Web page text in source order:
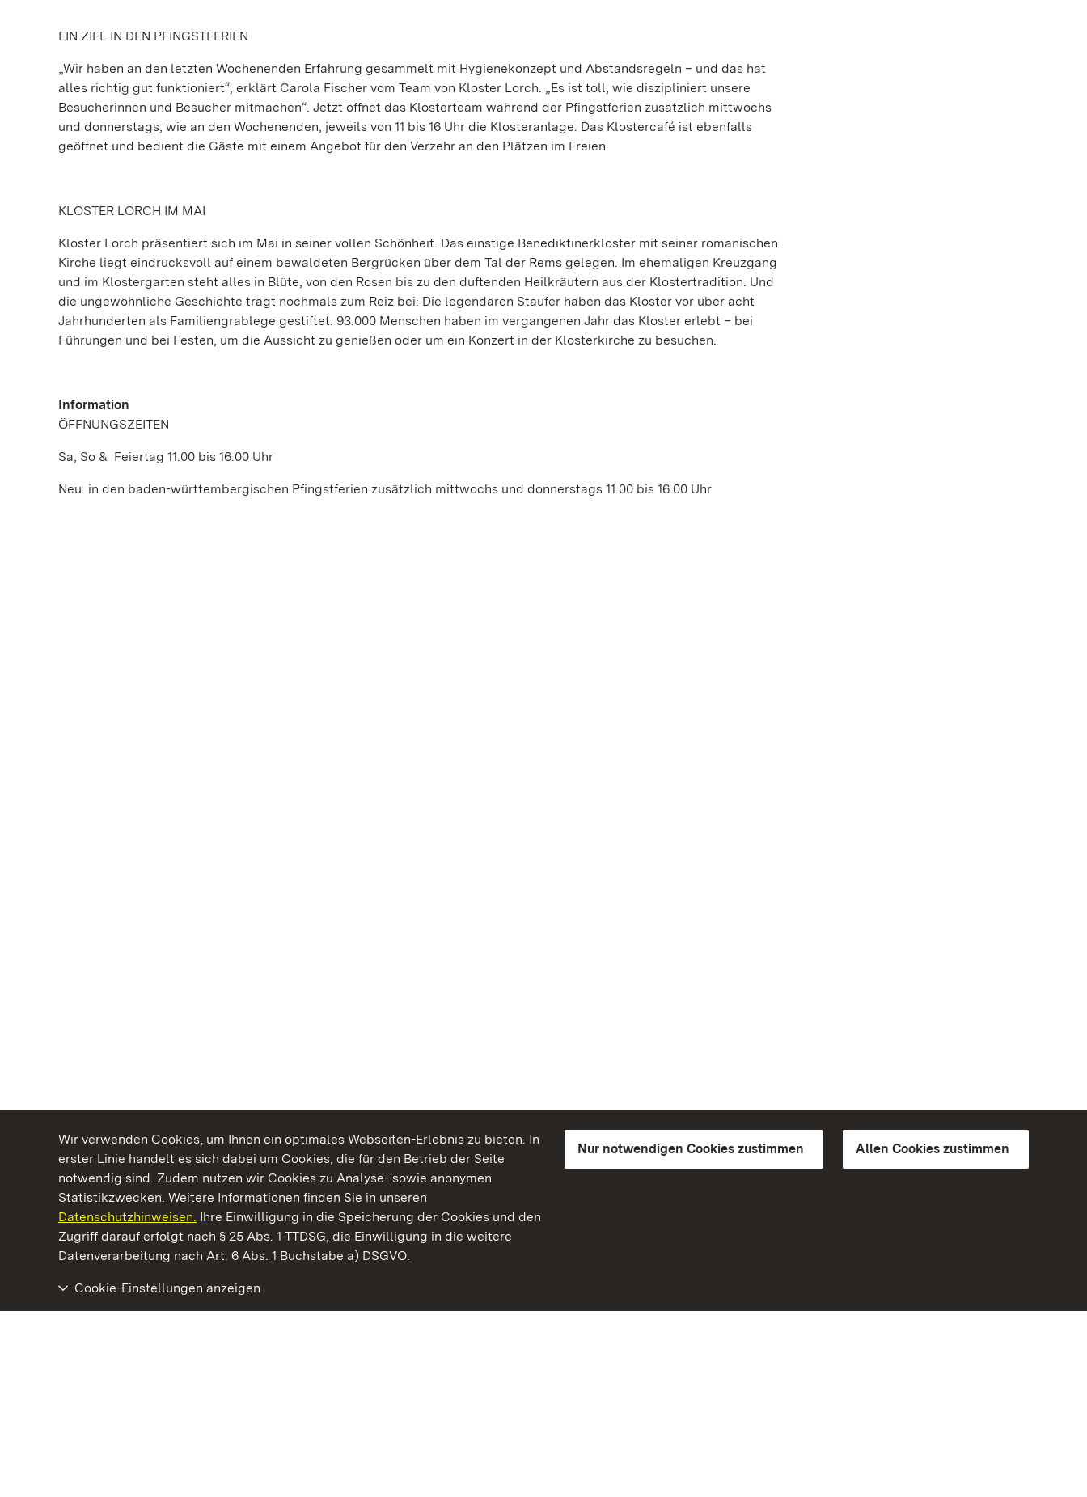
Wir verwenden Cookies, um Ihnen ein optimales Webseiten-Erlebnis zu bieten. In
erster Linie handelt es sich dabei um Cookies, die für den Betrieb der Seite
notwendig sind. Zudem nutzen wir Cookies zu Analyse- sowie anonymen
Statistikzwecken. Weitere Informationen finden Sie in unseren
Datenschutzhinweisen. Ihre Einwilligung in die Speicherung der Cookies und den
Zugriff darauf erfolgt nach § 25 Abs. 1 TTDSG, die Einwilligung in die weitere
Datenverarbeitung nach Art. 6 Abs. 1 Buchstabe a) DSGVO.
Nur notwendigen Cookies zustimmen Allen Cookies zustimmen
Cookie-Einstellungen anzeigen
EIN ZIEL IN DEN PFINGSTFERIEN
„Wir haben an den letzten Wochenenden Erfahrung gesammelt mit Hygienekonzept und Abstandsregeln – und das hat
alles richtig gut funktioniert“, erklärt Carola Fischer vom Team von Kloster Lorch. „Es ist toll, wie diszipliniert unsere
Besucherinnen und Besucher mitmachen“. Jetzt öffnet das Klosterteam während der Pfingstferien zusätzlich mittwochs
und donnerstags, wie an den Wochenenden, jeweils von 11 bis 16 Uhr die Klosteranlage. Das Klostercafé ist ebenfalls
geöffnet und bedient die Gäste mit einem Angebot für den Verzehr an den Plätzen im Freien.
KLOSTER LORCH IM MAI
Kloster Lorch präsentiert sich im Mai in seiner vollen Schönheit. Das einstige Benediktinerkloster mit seiner romanischen
Kirche liegt eindrucksvoll auf einem bewaldeten Bergrücken über dem Tal der Rems gelegen. Im ehemaligen Kreuzgang
und im Klostergarten steht alles in Blüte, von den Rosen bis zu den duftenden Heilkräutern aus der Klostertradition. Und
die ungewöhnliche Geschichte trägt nochmals zum Reiz bei: Die legendären Staufer haben das Kloster vor über acht
Jahrhunderten als Familiengrablege gestiftet. 93.000 Menschen haben im vergangenen Jahr das Kloster erlebt – bei
Führungen und bei Festen, um die Aussicht zu genießen oder um ein Konzert in der Klosterkirche zu besuchen.
Information
ÖFFNUNGSZEITEN
Sa, So & Feiertag 11.00 bis 16.00 Uhr
Neu: in den baden-württembergischen Pfingstferien zusätzlich mittwochs und donnerstags 11.00 bis 16.00 Uhr
Kommen. Staunen. Genießen.